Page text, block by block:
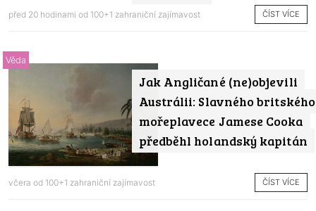
před 20 hodinami od 100+1 zahraniční zajímavost ČÍST VÍCE
Jak Angličané (ne)objevili
Austrálii: Slavného britského
mořeplavece Jamese Cooka
předběhl holandský kapitán
Věda
včera od 100+1 zahraniční zajímavost ČÍST VÍCE